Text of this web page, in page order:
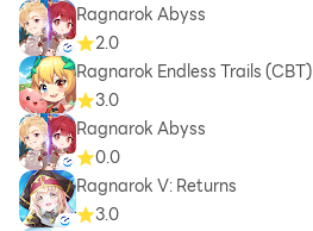
Ragnarok Abyss
2.0
Ragnarok Endless Trails (CBT)
3.0
Ragnarok Abyss
0.0
Ragnarok V: Returns
3.0